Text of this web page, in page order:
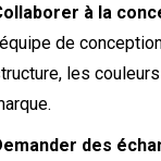
à la
de
les
des